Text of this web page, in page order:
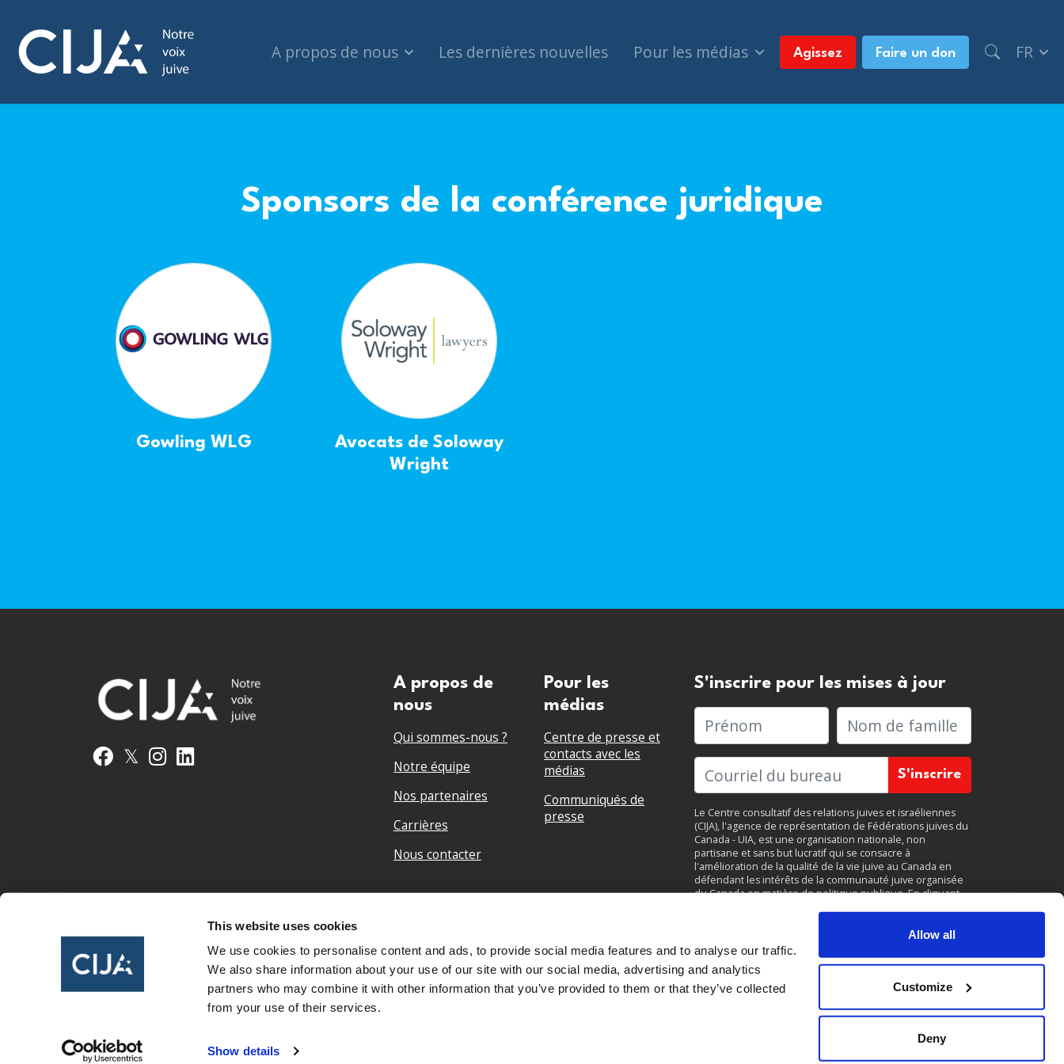
This website uses cookies
We use cookies to personalise content and ads, to provide social media features and to analyse our traffic.
We also share information about your use of our site with our social media, advertising and analytics
partners who may combine it with other information that you’ve provided to them or that they’ve collected
from your use of their services.
Show details
Allow all
Customize
Deny
A propos de nous Les dernières nouvelles Pour les médias Agissez Faire un don FR
Sponsors de la conférence juridique
Gowling WLG
Avocats de Soloway
Wright
Facebook
𝕏 Instagram
A propos de
nous
Qui sommes-nous ?
Notre équipe
Nos partenaires
Carrières
Nous contacter
Pour les
médias
Centre de presse et
contacts avec les
médias
Communiqués de
presse
S'inscrire pour les mises à jour
Prénom Nom de famille
Le Centre consultatif des relations juives et israéliennes
(CIJA), l'agence de représentation de Fédérations juives du
Canada - UIA, est une organisation nationale, non
partisane et sans but lucratif qui se consacre à
l'amélioration de la qualité de la vie juive au Canada en
défendant les intérêts de la communauté juive organisée
du Canada en matière de politique publique. En cliquant